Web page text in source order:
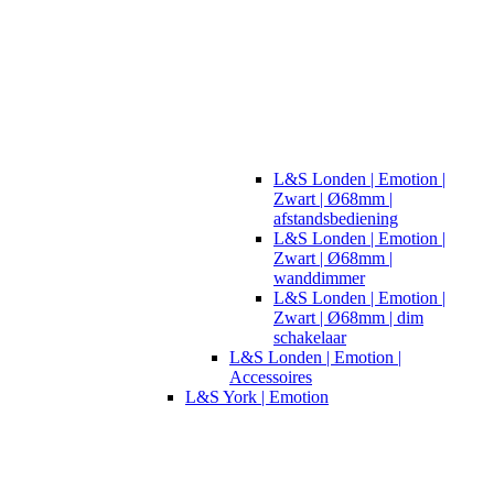
L&S Londen | Emotion |
Zwart | Ø68mm |
afstandsbediening
L&S Londen | Emotion |
Zwart | Ø68mm |
wanddimmer
L&S Londen | Emotion |
Zwart | Ø68mm | dim
schakelaar
L&S Londen | Emotion |
Accessoires
L&S York | Emotion